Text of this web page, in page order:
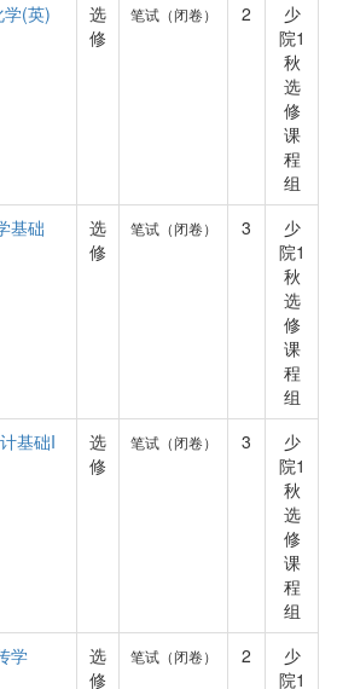
(英)
选
修
笔试（闭卷） 2
少
院1
秋
选
修
课
程
组
基础
选
修
笔试（闭卷） 3
少
院1
秋
选
修
课
程
组
基础I
选
修
笔试（闭卷） 3
少
院1
秋
选
修
课
程
组
学
选
修
笔试（闭卷） 2
少
院1